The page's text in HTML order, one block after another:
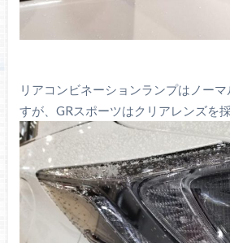
リアコンビネーションランプはノー
すが、GRスポーツはクリアレンズを採